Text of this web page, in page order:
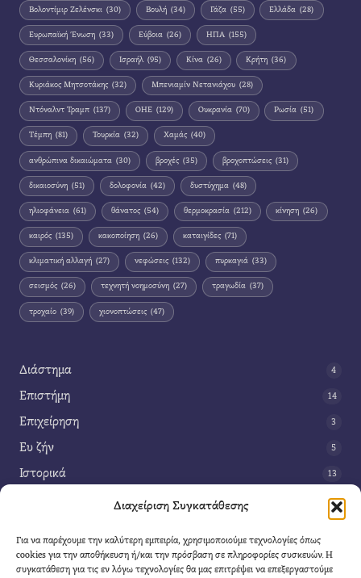
Διαχείριση Συγκατάθεσης
Για να παρέχουμε την καλύτερη εμπειρία, χρησιμοποιούμε τεχνολογίες όπως
cookies για την αποθήκευση ή/και την πρόσβαση σε πληροφορίες συσκευών. Η
συγκατάθεση για τις εν λόγω τεχνολογίες θα μας επιτρέψει να επεξεργαστούμε
Βολοντίμιρ Ζελένσκι (30) Βουλή (34) Γάζα (55) Ελλάδα (28)
Ευρωπαϊκή Ένωση (33) Εύβοια (26) ΗΠΑ (155)
Θεσσαλονίκη (56) Ισραήλ (95) Κίνα (26) Κρήτη (36)
Κυριάκος Μητσοτάκης (32) Μπενιαμίν Νετανιάχου (28)
Ντόναλντ Τραμπ (137) ΟΗΕ (129) Ουκρανία (70) Ρωσία (51)
Τέμπη (81) Τουρκία (32) Χαμάς (40)
ανθρώπινα δικαιώματα (30) βροχές (35) βροχοπτώσεις (31)
δικαιοσύνη (51) δολοφονία (42) δυστύχημα (48)
ηλιοφάνεια (61) θάνατος (54) θερμοκρασία (212) κίνηση (26)
καιρός (135) κακοποίηση (26) καταιγίδες (71)
κλιματική αλλαγή (27) νεφώσεις (132) πυρκαγιά (33)
σεισμός (26) τεχνητή νοημοσύνη (27) τραγωδία (37)
τροχαίο (39) χιονοπτώσεις (47)
Διάστημα 4
Επιστήμη 14
Επιχείρηση 3
Ευ ζήν 5
Ιστορικά 13
42
Τέχνη 3